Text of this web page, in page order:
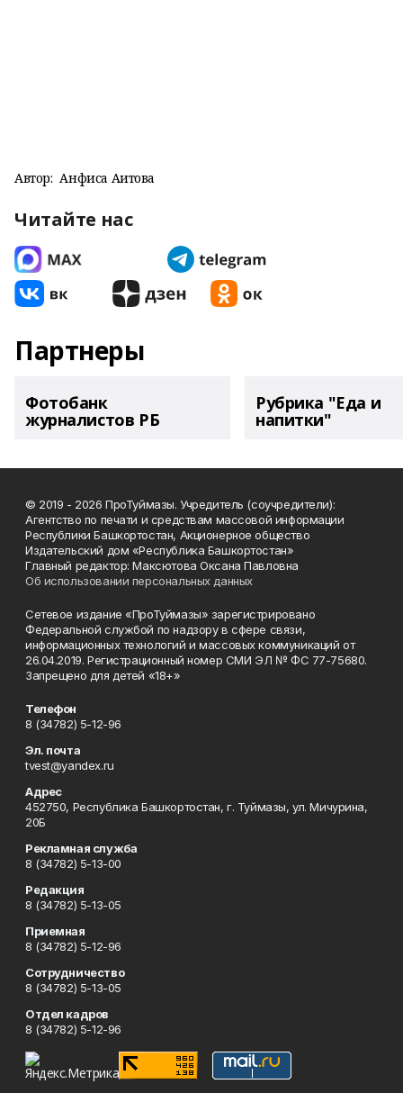
Автор: Анфиса Аитова
Читайте нас
Партнеры
Фотобанк
журналистов РБ
Рубрика "Еда и
напитки"
© 2019 - 2026 ПроТуймазы. Учредитель (соучредители):
Агентство по печати и средствам массовой информации
Республики Башкортостан, Акционерное общество
Издательский дом «Республика Башкортостан»
Главный редактор: Максютова Оксана Павловна
Об использовании персональных данных
Сетевое издание «ПроТуймазы» зарегистрировано
Федеральной службой по надзору в сфере связи,
информационных технологий и массовых коммуникаций от
26.04.2019. Регистрационный номер СМИ ЭЛ № ФС 77-75680.
Запрещено для детей «18+»
Телефон
8 (34782) 5-12-96
Эл. почта
tvest@yandex.ru
Адрес
452750, Республика Башкортостан, г. Туймазы, ул. Мичурина,
20Б
Рекламная служба
8 (34782) 5-13-00
Редакция
8 (34782) 5-13-05
Приемная
8 (34782) 5-12-96
Сотрудничество
8 (34782) 5-13-05
Отдел кадров
8 (34782) 5-12-96